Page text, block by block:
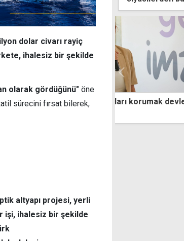
dolar civarı rayiç
ihalesiz bir şekilde
olarak gördüğünü" öne
sürecini fırsat bilerek,
altyapı projesi, yerli
işi, ihalesiz bir şekilde
korumak devletin
Şirkete teslim